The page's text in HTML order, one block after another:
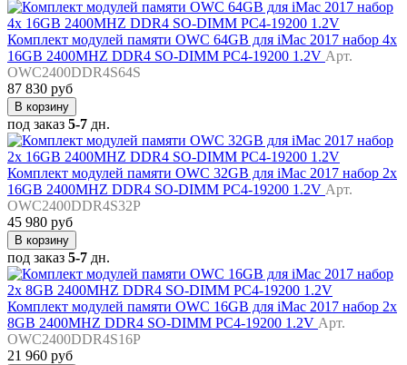
Комплект модулей памяти OWC 64GB для iMac 2017 набор 4x
16GB 2400MHZ DDR4 SO-DIMM PC4-19200 1.2V Арт.
OWC2400DDR4S64S
87 830 руб
В корзину
под заказ 5-7 дн.
Комплект модулей памяти OWC 32GB для iMac 2017 набор 2x
16GB 2400MHZ DDR4 SO-DIMM PC4-19200 1.2V Арт.
OWC2400DDR4S32P
45 980 руб
В корзину
под заказ 5-7 дн.
Комплект модулей памяти OWC 16GB для iMac 2017 набор 2x
8GB 2400MHZ DDR4 SO-DIMM PC4-19200 1.2V Арт.
OWC2400DDR4S16P
21 960 руб